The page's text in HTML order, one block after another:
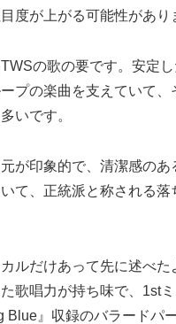
度が上がる可能性があり
の歌の要です。安定
プの楽曲を支えていて、
いです。
が印象的で、清潔感のあ
て​、正統派と称される
ルだけあって先に述べ
歌唱力が持ち味で、1st
Blue』収録のバラードパ